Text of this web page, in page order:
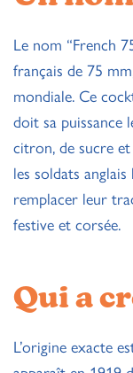
Le nom “French
français de 75
mondiale. Ce
doit sa puissance
citron, de sucre et
les soldats
remplacer leur
festive et corsée.
Qui a
L’origine exacte